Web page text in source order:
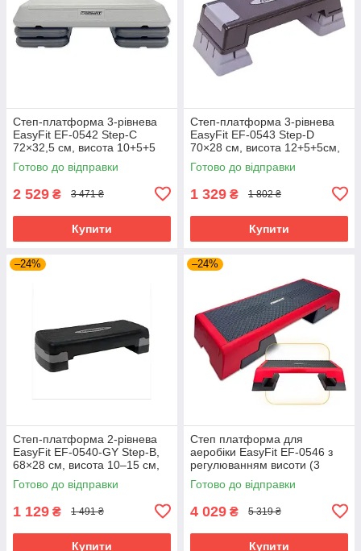
Степ-платформа 3-рівнева
EasyFit EF-0542 Step-С
72×32,5 см, висота 10+5+5
см, для фітнесу, аеробіки й
тренувань Сірий
Готово до відправки
2 529 ₴ 3 471 ₴
Купити
Степ-платформа 3-рівнева
EasyFit EF-0543 Step-D
70×28 см, висота 12+5+5см,
для фітнесу, аеробіки й
тренувань Сірий
Готово до відправки
1 329 ₴ 1 802 ₴
Купити
–24%
Степ-платформа 2-рівнева
EasyFit EF-0540-GY Step-B,
68×28 см, висота 10–15 см,
чорно-сіра — для фітнесу та
аеробіки
Готово до відправки
1 129 ₴ 1 491 ₴
Купити
–24%
Степ платформа для
аеробіки EasyFit EF-0546 з
регулюванням висоти (3
рівні) 98×37,5 см Чорно-
червоний
Готово до відправки
4 029 ₴ 5 319 ₴
Купити